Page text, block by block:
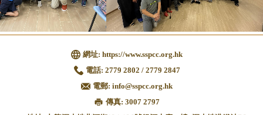
網址: https://www.sspcc.org.hk
電話: 2779 2802 / 2779 2847
電郵: info@sspcc.org.hk
傳真: 3007 2797